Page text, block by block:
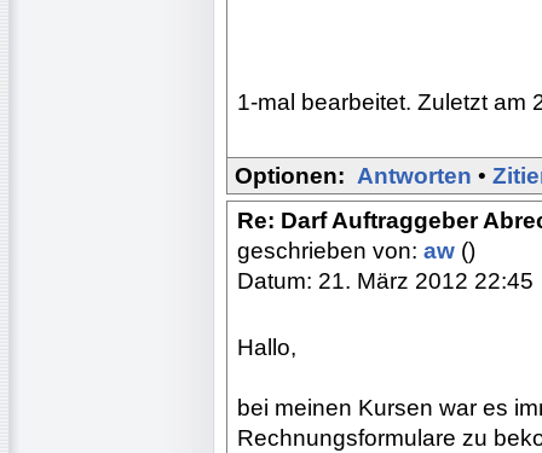
1-mal bearbeitet. Zuletzt am
Optionen: Antworten •
Re: Darf Auftraggeber
geschrieben von: aw ()
Datum: 21. März 2012 22:45
Hallo,
bei meinen Kursen war es
Rechnungsformulare zu